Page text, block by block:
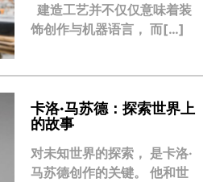
建造工艺并不仅仅意味着装
饰创作与机器语言， 而[…]
卡洛·马苏德：探索世界上
的故事
对未知世界的探索， 是卡洛·
马苏德创作的关键。 他和世